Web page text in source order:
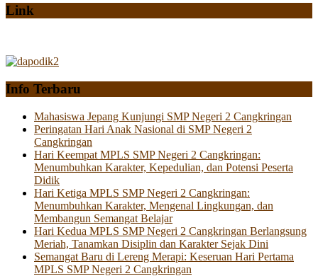
Link
Info Terbaru
Mahasiswa Jepang Kunjungi SMP Negeri 2 Cangkringan
Peringatan Hari Anak Nasional di SMP Negeri 2
Cangkringan
Hari Keempat MPLS SMP Negeri 2 Cangkringan:
Menumbuhkan Karakter, Kepedulian, dan Potensi Peserta
Didik
Hari Ketiga MPLS SMP Negeri 2 Cangkringan:
Menumbuhkan Karakter, Mengenal Lingkungan, dan
Membangun Semangat Belajar
Hari Kedua MPLS SMP Negeri 2 Cangkringan Berlangsung
Meriah, Tanamkan Disiplin dan Karakter Sejak Dini
Semangat Baru di Lereng Merapi: Keseruan Hari Pertama
MPLS SMP Negeri 2 Cangkringan